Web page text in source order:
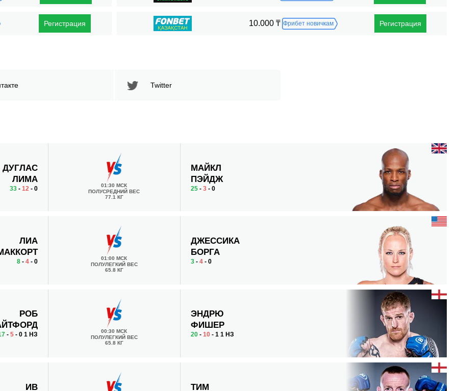
Регистрация 10.000 ₸ Фрибет новичкам Регистрация
Twitter
ДУГЛАС
ЛИМА
33- 12 - 0
01:30 МСК
ПОЛУСРЕДНИЙ ВЕС
77.1 КГ
МАЙКЛ
ПЭЙДЖ
25 -3 - 0
ЛИА
8- 4- 0
01:00 МСК
ПОЛУЛЕГКИЙ ВЕС
65.8 КГ
ДЖЕССИКА
БОРГА
3 -4 - 0
РОБ
- 5- 0 1 НЗ
00:30 МСК
ПОЛУЛЕГКИЙ ВЕС
65.8 КГ
ЭНДРЮ
ФИШЕР
20 -10 - 1 1 НЗ
ИВ
ТИМ